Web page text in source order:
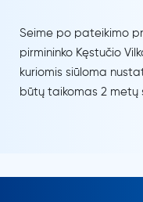
Seime po pateikimo
pirmininko Kęstučio
kuriomis siūloma
būtų taikomas 2 metų